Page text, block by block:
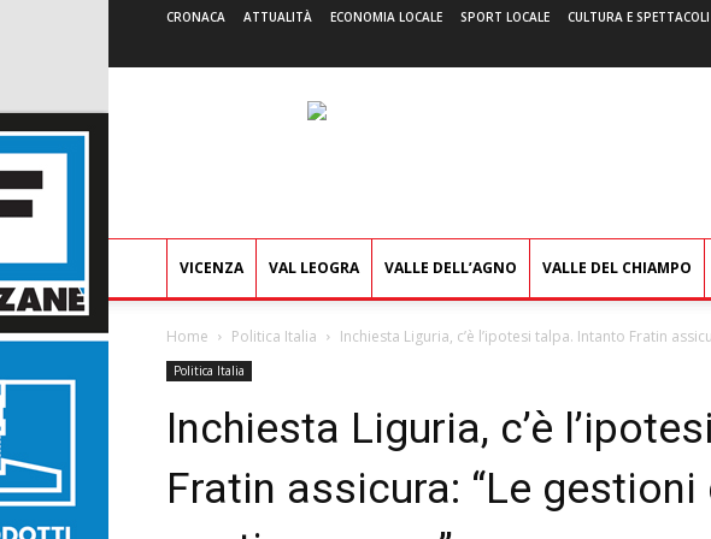
CRONACA ATTUALITÀ ECONOMIA LOCALE SPORT LOCALE CULTURA E SPETTACOLI
VICENZA VAL LEOGRA VALLE DELL’AGNO VALLE DEL CHIAMPO
Home Politica Italia Inchiesta Liguria, c’è l’ipotesi talpa. Intanto Fratin
Politica Italia
Inchiesta Liguria, c’è
Fratin assicura: “Le